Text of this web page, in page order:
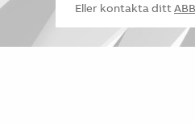
Eller kontakta ditt